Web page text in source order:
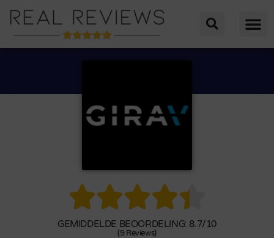

GEMIDDELDE BEOORDELING: 8.7/10
(9 Reviews)